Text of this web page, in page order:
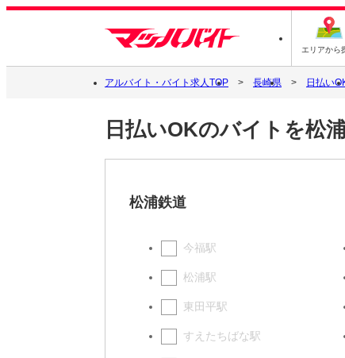
エリアから
アルバイト・バイト求人TOP 長崎県 日払い
日払いOKのバイトを松
松浦鉄道
今福駅
松浦駅
東田平駅
すえたちばな駅